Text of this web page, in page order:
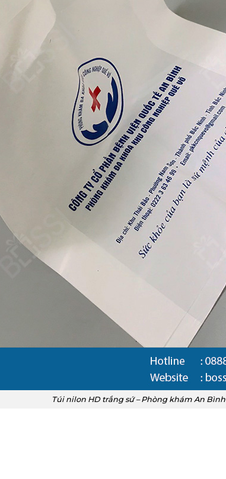
Túi nilon HD trắng sứ – Phòng khám An Bình